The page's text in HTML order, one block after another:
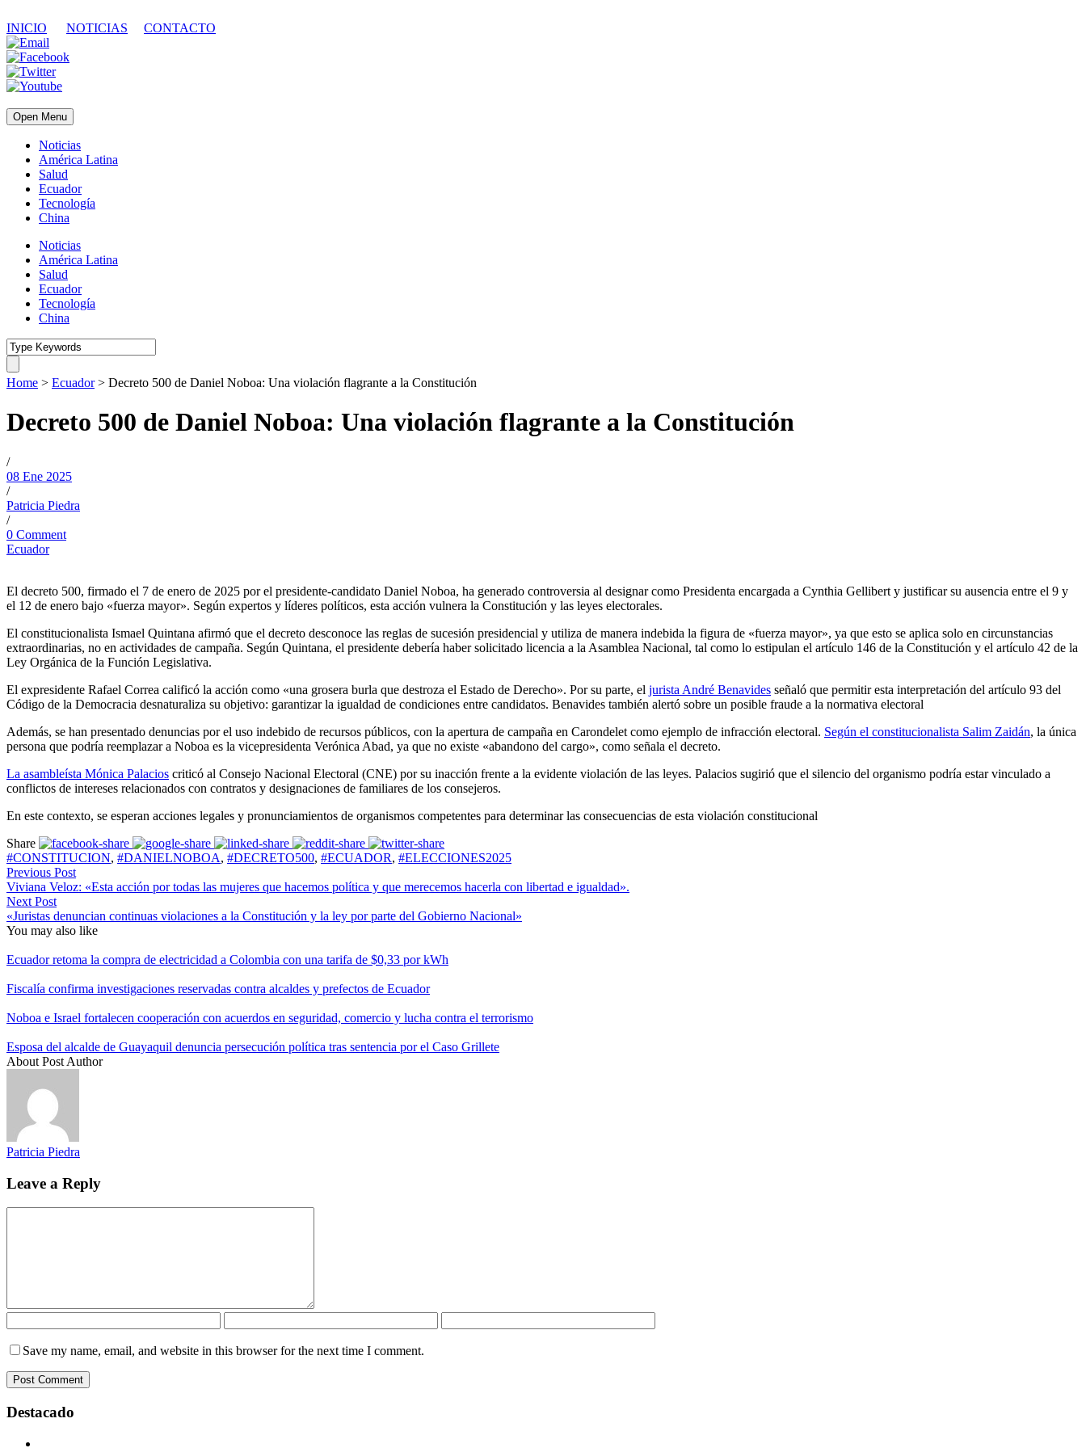
INICIO NOTICIAS CONTACTO
Open Menu
Noticias
América Latina
Salud
Ecuador
Tecnología
China
Noticias
América Latina
Salud
Ecuador
Tecnología
China
Home > Ecuador > Decreto 500 de Daniel Noboa: Una violación flagrante a la Constitución
Decreto 500 de Daniel Noboa: Una violación flagrante a la Constitución
/
08 Ene 2025
/
Patricia Piedra
/
0 Comment
Ecuador
El decreto 500, firmado el 7 de enero de 2025 por el presidente-candidato Daniel Noboa, ha generado controversia al designar como Presidenta encargada a Cynthia Gellibert y justificar su ausencia entre el 9 y
el 12 de enero bajo «fuerza mayor». Según expertos y líderes políticos, esta acción vulnera la Constitución y las leyes electorales.
El constitucionalista Ismael Quintana afirmó que el decreto desconoce las reglas de sucesión presidencial y utiliza de manera indebida la figura de «fuerza mayor», ya que esto se aplica solo en circunstancias
extraordinarias, no en actividades de campaña. Según Quintana, el presidente debería haber solicitado licencia a la Asamblea Nacional, tal como lo estipulan el artículo 146 de la Constitución y el artículo 42 de la
Ley Orgánica de la Función Legislativa.
El expresidente Rafael Correa calificó la acción como «una grosera burla que destroza el Estado de Derecho». Por su parte, el jurista André Benavides señaló que permitir esta interpretación del artículo 93 del
Código de la Democracia desnaturaliza su objetivo: garantizar la igualdad de condiciones entre candidatos. Benavides también alertó sobre un posible fraude a la normativa electoral
Además, se han presentado denuncias por el uso indebido de recursos públicos, con la apertura de campaña en Carondelet como ejemplo de infracción electoral. Según el constitucionalista Salim Zaidán, la única
persona que podría reemplazar a Noboa es la vicepresidenta Verónica Abad, ya que no existe «abandono del cargo», como señala el decreto.
La asambleísta Mónica Palacios criticó al Consejo Nacional Electoral (CNE) por su inacción frente a la evidente violación de las leyes. Palacios sugirió que el silencio del organismo podría estar vinculado a
conflictos de intereses relacionados con contratos y designaciones de familiares de los consejeros.
En este contexto, se esperan acciones legales y pronunciamientos de organismos competentes para determinar las consecuencias de esta violación constitucional
Share
#CONSTITUCION, #DANIELNOBOA, #DECRETO500, #ECUADOR, #ELECCIONES2025
Previous Post
Viviana Veloz: «Esta acción por todas las mujeres que hacemos política y que merecemos hacerla con libertad e igualdad».
Next Post
«Juristas denuncian continuas violaciones a la Constitución y la ley por parte del Gobierno Nacional»
You may also like
Ecuador retoma la compra de electricidad a Colombia con una tarifa de $0,33 por kWh
Fiscalía confirma investigaciones reservadas contra alcaldes y prefectos de Ecuador
Noboa e Israel fortalecen cooperación con acuerdos en seguridad, comercio y lucha contra el terrorismo
Esposa del alcalde de Guayaquil denuncia persecución política tras sentencia por el Caso Grillete
About Post Author
Patricia Piedra
Leave a Reply
Save my name, email, and website in this browser for the next time I comment.
Destacado